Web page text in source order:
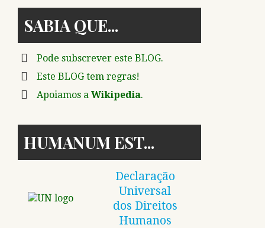
SABIA QUE
Pode subscrever este BLOG.
Este BLOG tem regras!
Apoiamos a Wikipedia.
HUMANUM EST
Declaração
Universal
dos Direitos
Humanos